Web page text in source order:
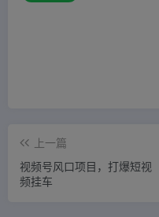
上一篇
视频号风口项目，打爆短视
频挂车